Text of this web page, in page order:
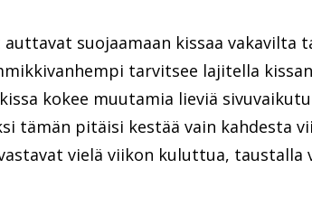
auttavat suojaamaan kissaa
tarvitsee lajitella
kokee muutamia lieviä
tämän pitäisi kestää vain kahdesta
vielä viikon kuluttua,